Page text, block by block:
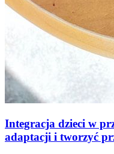
Integracja dzieci w
adaptacji i tworzyć